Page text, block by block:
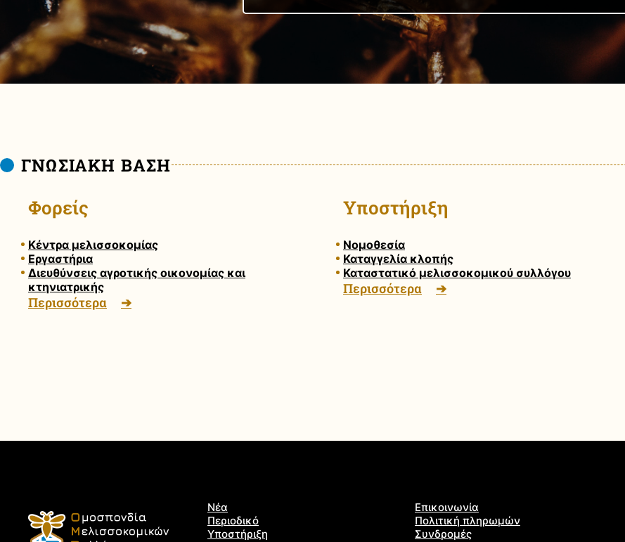
ΓΝΩΣΙΑΚΗ ΒΑΣΗ
Φορείς
Κέντρα μελισσοκομίας
Εργαστήρια
Διευθύνσεις αγροτικής οικονομίας και
κτηνιατρικής
Περισσότερα
Υποστήριξη
Νομοθεσία
Καταγγελία κλοπής
Καταστατικό μελισσοκομικού συλλόγου
Περισσότερα
Νέα
Περιοδικό
Υποστήριξη
Επικοινωνία
Πολιτική πληρωμών
Συνδρομές